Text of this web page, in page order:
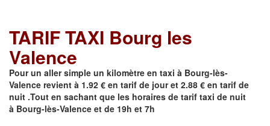
TARIF TAXI Bourg les
Valence
Pour un aller simple un kilomètre en taxi à Bourg-lès-
Valence revient à 1.92 € en tarif de jour et 2.88 € en tarif de
nuit .Tout en sachant que les horaires de tarif taxi de nuit
à Bourg-lès-Valence et de 19h et 7h